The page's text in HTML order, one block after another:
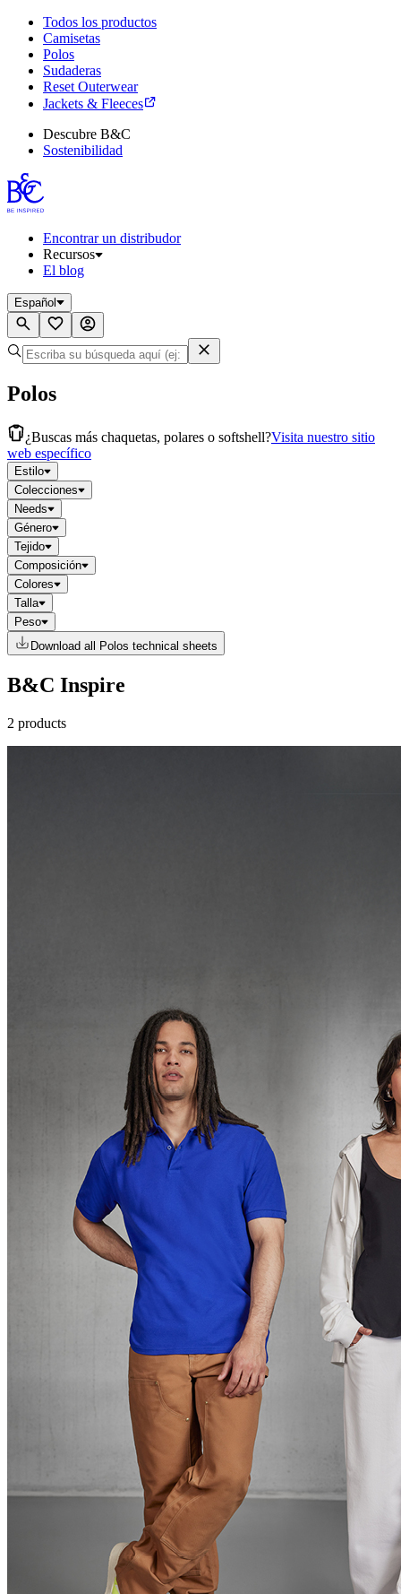
Todos los productos
Camisetas
Polos
Sudaderas
Reset Outerwear
Jackets & Fleeces
Descubre B&C
Sostenibilidad
Encontrar un distribudor
Recursos
El blog
Español
Polos
¿Buscas más chaquetas, polares o softshell?Visita nuestro sitio
web específico
Estilo
Colecciones
Needs
Género
Tejido
Composición
Colores
Talla
Peso
Download all Polos technical sheets
B&C Inspire
2 products